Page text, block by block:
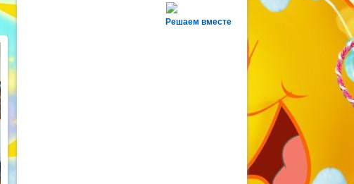
Решаем вместе